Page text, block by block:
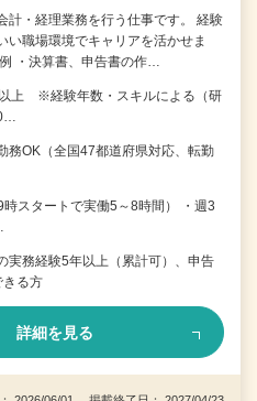
計・経理業務を行う仕事です。 経験
い職場環境でキャリアを活かせま
・決算書、申告書の作…
上 ※経験年数・スキルによる（研
務OK（全国47都道府県対応、転勤
スタートで実働5～8時間） ・週3
実務経験5年以上（累計可）、申告
きる方
詳細を見る